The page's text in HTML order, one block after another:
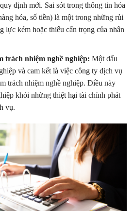
định mới. Sai sót trong thông tin hóa
hóa, số tiền) là một trong những rủi
lực kém hoặc thiếu cẩn trọng của nhân
trách nhiệm nghề nghiệp: Một dấu
và cam kết là việc công ty dịch vụ
trách nhiệm nghề nghiệp. Điều này
khỏi những thiệt hại tài chính phát
vụ.